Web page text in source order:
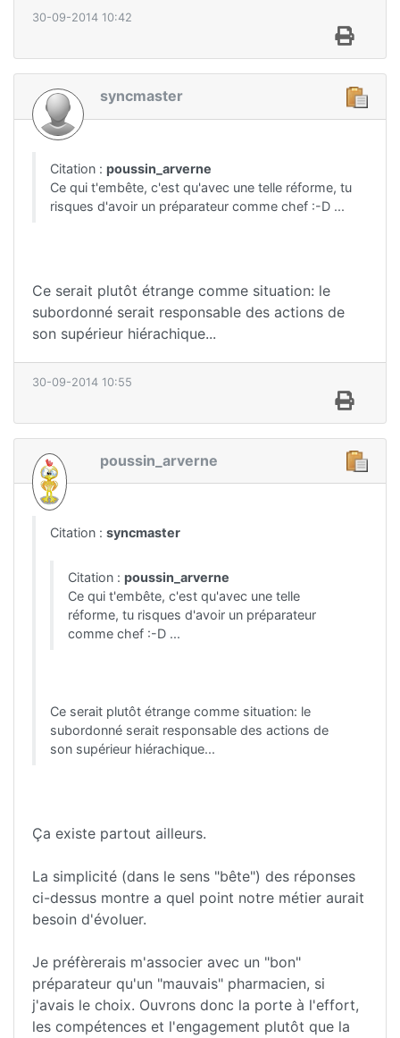
30-09-2014 10:42
syncmaster
Citation : poussin_arverne
Ce qui t'embête, c'est qu'avec une telle réforme, tu
risques d'avoir un préparateur comme chef :-D ...
Ce serait plutôt étrange comme situation: le
subordonné serait responsable des actions de
son supérieur hiérachique...
30-09-2014 10:55
poussin_arverne
Citation : syncmaster
Citation : poussin_arverne
Ce qui t'embête, c'est qu'avec une telle
réforme, tu risques d'avoir un préparateur
comme chef :-D ...
Ce serait plutôt étrange comme situation: le
subordonné serait responsable des actions de
son supérieur hiérachique...
Ça existe partout ailleurs.
La simplicité (dans le sens "bête") des réponses
ci-dessus montre a quel point notre métier aurait
besoin d'évoluer.
Je préfèrerais m'associer avec un "bon"
préparateur qu'un "mauvais" pharmacien, si
j'avais le choix. Ouvrons donc la porte à l'effort,
les compétences et l'engagement plutôt que la